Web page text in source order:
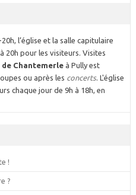
20h, l’église et la salle capitulaire
20h pour les visiteurs. Visites
Chantemerleà Pully est
ou après les concerts. L'église
chaque jour de 9h à 18h, en
!
?